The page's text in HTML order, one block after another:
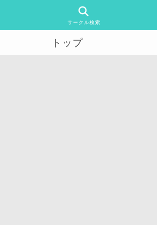
サークル検索
トップ